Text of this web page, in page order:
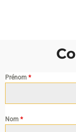
Prénom *
Nom *